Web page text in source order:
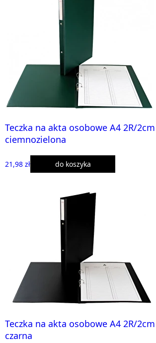
Teczka na akta osobowe A4 2R/2cm
ciemnozielona
21,98 zł do koszyka
Teczka na akta osobowe A4 2R/2cm
czarna